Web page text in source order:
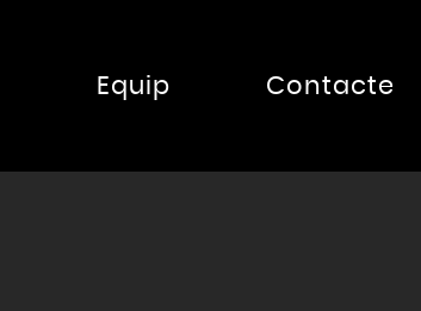
Equip Contacte